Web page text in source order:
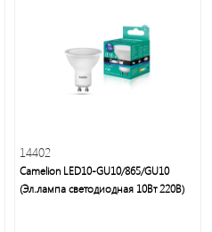
14402
Camelion LED10-GU10/865/GU10
(Эл.лампа светодиодная 10Вт 220В)